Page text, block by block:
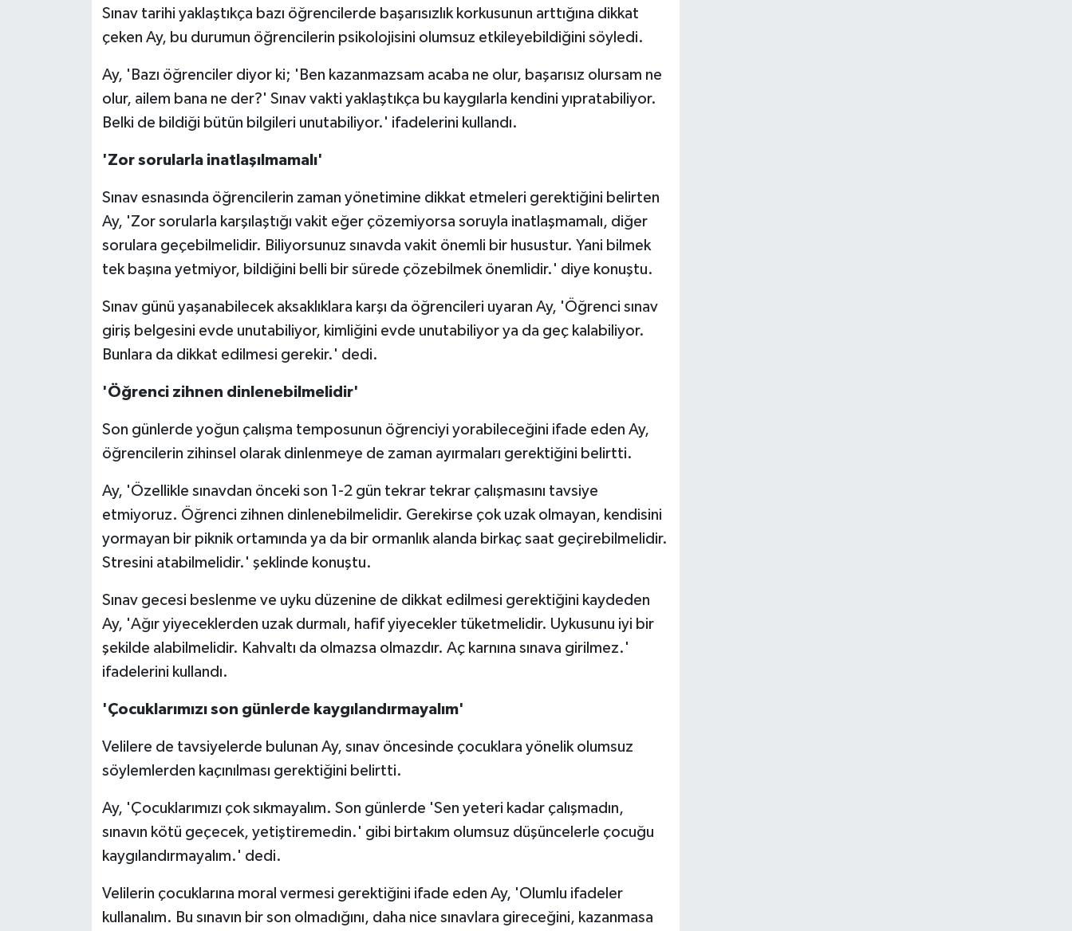
Sınav tarihi yaklaştıkça bazı öğrencilerde başarısızlık korkusunun arttığına dikkat
çeken Ay, bu durumun öğrencilerin psikolojisini olumsuz etkileyebildiğini söyledi.
Ay, 'Bazı öğrenciler diyor ki; 'Ben kazanmazsam acaba ne olur, başarısız olursam ne
olur, ailem bana ne der?' Sınav vakti yaklaştıkça bu kaygılarla kendini yıpratabiliyor.
Belki de bildiği bütün bilgileri unutabiliyor.' ifadelerini kullandı.
'Zor sorularla inatlaşılmamalı'
Sınav esnasında öğrencilerin zaman yönetimine dikkat etmeleri gerektiğini belirten
Ay, 'Zor sorularla karşılaştığı vakit eğer çözemiyorsa soruyla inatlaşmamalı, diğer
sorulara geçebilmelidir. Biliyorsunuz sınavda vakit önemli bir husustur. Yani bilmek
tek başına yetmiyor, bildiğini belli bir sürede çözebilmek önemlidir.' diye konuştu.
Sınav günü yaşanabilecek aksaklıklara karşı da öğrencileri uyaran Ay, 'Öğrenci sınav
giriş belgesini evde unutabiliyor, kimliğini evde unutabiliyor ya da geç kalabiliyor.
Bunlara da dikkat edilmesi gerekir.' dedi.
'Öğrenci zihnen dinlenebilmelidir'
Son günlerde yoğun çalışma temposunun öğrenciyi yorabileceğini ifade eden Ay,
öğrencilerin zihinsel olarak dinlenmeye de zaman ayırmaları gerektiğini belirtti.
Ay, 'Özellikle sınavdan önceki son 1-2 gün tekrar tekrar çalışmasını tavsiye
etmiyoruz. Öğrenci zihnen dinlenebilmelidir. Gerekirse çok uzak olmayan, kendisini
yormayan bir piknik ortamında ya da bir ormanlık alanda birkaç saat geçirebilmelidir.
Stresini atabilmelidir.' şeklinde konuştu.
Sınav gecesi beslenme ve uyku düzenine de dikkat edilmesi gerektiğini kaydeden
Ay, 'Ağır yiyeceklerden uzak durmalı, hafif yiyecekler tüketmelidir. Uykusunu iyi bir
şekilde alabilmelidir. Kahvaltı da olmazsa olmazdır. Aç karnına sınava girilmez.'
ifadelerini kullandı.
'Çocuklarımızı son günlerde kaygılandırmayalım'
Velilere de tavsiyelerde bulunan Ay, sınav öncesinde çocuklara yönelik olumsuz
söylemlerden kaçınılması gerektiğini belirtti.
Ay, 'Çocuklarımızı çok sıkmayalım. Son günlerde 'Sen yeteri kadar çalışmadın,
sınavın kötü geçecek, yetiştiremedin.' gibi birtakım olumsuz düşüncelerle çocuğu
kaygılandırmayalım.' dedi.
Velilerin çocuklarına moral vermesi gerektiğini ifade eden Ay, 'Olumlu ifadeler
kullanalım. Bu sınavın bir son olmadığını, daha nice sınavlara gireceğini, kazanmasa